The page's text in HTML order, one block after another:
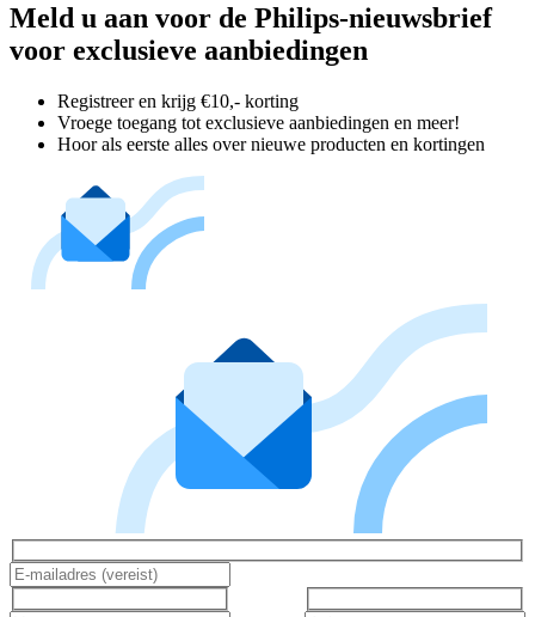
Meld u aan voor de Philips-nieuwsbrief
voor exclusieve aanbiedingen
Registreer en krijg €10,- korting
Vroege toegang tot exclusieve aanbiedingen en meer!
Hoor als eerste alles over nieuwe producten en kortingen